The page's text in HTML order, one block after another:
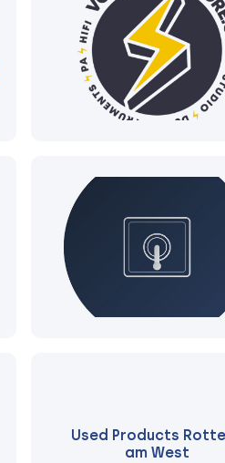
Used Products
am West